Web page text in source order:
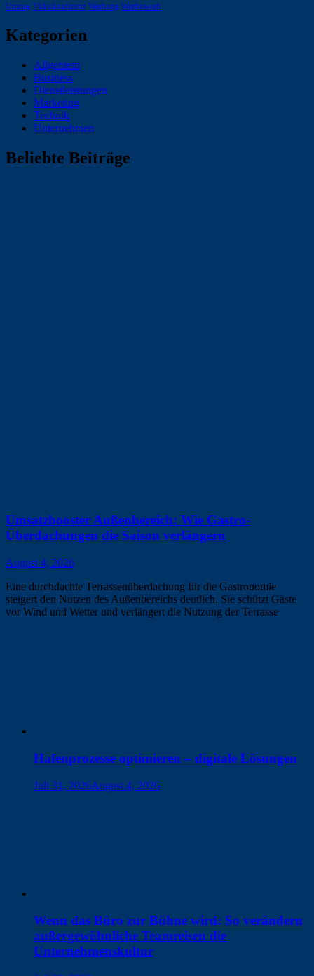
Umzug Videokonferenz Werbung Wettbewerb
Kategorien
Allgemein
Business
Dienstleistungen
Marketing
Technik
Unternehmen
Beliebte Beiträge
Umsatzbooster Außenbereich: Wie Gastro-
Überdachungen die Saison verlängern
August 4, 2026
Eine durchdachte Terrassenüberdachung für die Gastronomie
steigert den Nutzen des Außenbereichs deutlich. Sie schützt Gäste
vor Wind und Wetter und verlängert die Nutzung der Terrasse
Hafenprozesse optimieren – digitale Lösungen
Juli 31, 2026August 4, 2026
Wenn das Büro zur Bühne wird: So verändern
außergewöhnliche Teamreisen die
Unternehmenskultur